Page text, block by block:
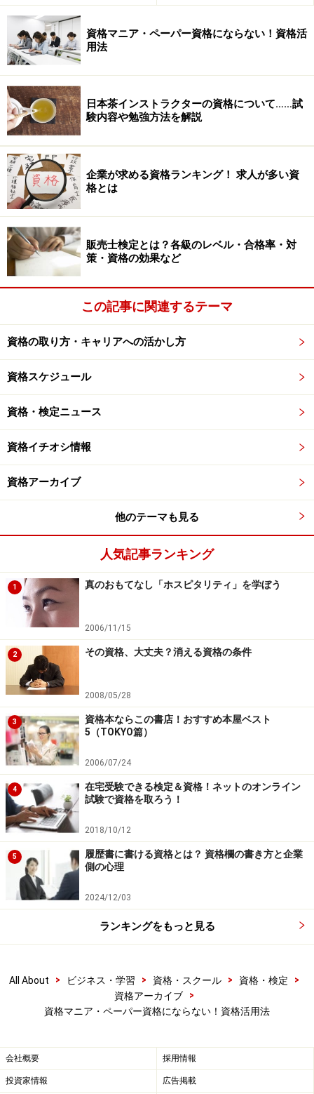
ご自分なりの学習メソッドをお持ちで、効率よく「合格
のために必要な知識」を身につけることに長けていま
す。しかし、その方が取得した資格は、分野、難易度、
種類ともばらばらで、実際に「仕事に使っている」もの
はごくわずかでした。
つまり、その方にとって、大半の資格は「仕事に活かせ
ない」資格なのです。
「宝の持ち腐れ資格」になってしまうの
は？
では、「宝の持ち腐れ」になってしまうケースを考えて
みましょう。
最も多いのは「国家資格なら何でもいいだろう、と考え
るケースです。
す。
格
資格を持っていないとその仕事に就けない。
例）弁護士
有資格者でなくても仕事はできるが、資格取得
者には
手当などのメリットあり。例）マンション管理
士
公的資
格
民間資
格
民間企業などが認定する資格
ただし、国家資格であれば何でもいいか、といえば、必
ずしもそうではありません。国家資格は、取得後に「そ
の資格に関連する仕事をしなければならない」わけでは
ありません。
たとえば、私のクライエントのＢさんは、「旅行が好
き」という理由だけで「一般旅行業務取扱主任者」を5
年前に取得しましたが、その後旅行業界に転職はしてい
ません。見る人が見れば「宝の持ち腐れ」状態です。
資格を選ぶ際に持つべき視点は、「
『これからのあな
た』にとって『役に立つ』ものかどうか 」です。この視
格」化、「宝の持ち腐れ」化する可能性があります。
車の免許がいい例でしょう。その名の通り「ペーパード
資格マニア・ペーパー資格にならない！資格活
用法
日本茶インストラクターの資格について……試
験内容や勉強方法を解説
企業が求める資格ランキング！ 求人が多い資
格とは
販売士検定とは？各級のレベル・合格率・対
策・資格の効果など
この記事に関連するテーマ
資格の取り方・キャリアへの活かし方
資格スケジュール
資格・検定ニュース
資格イチオシ情報
資格アーカイブ
他のテーマも見る
人気記事ランキング
1 真のおもてなし「ホスピタリティ」を学ぼう
2006/11/15
2 その資格、大丈夫？消える資格の条件
2008/05/28
3
資格本ならこの書店！おすすめ本屋ベスト
5（TOKYO篇）
2006/07/24
4
在宅受験できる検定＆資格！ネットのオンライン
試験で資格を取ろう！
2018/10/12
5
履歴書に書ける資格とは？ 資格欄の書き方と企業
側の心理
2024/12/03
ランキングをもっと見る
All About > ビジネス・学習 > 資格・スクール > 資格・検定
>
資格アーカイブ
>
資格マニア・ペーパー資格にならない！資格活用法
会社概要 採用情報
投資家情報 広告掲載